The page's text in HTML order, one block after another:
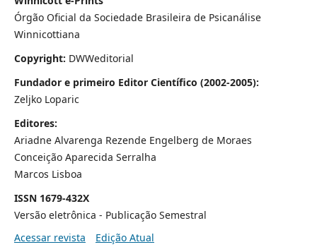
Órgão Oficial da Sociedade Brasileira de Psicanálise
Winnicottiana
Copyright: DWWeditorial
Fundador e primeiro Editor Científico (2002-2005):
Zeljko Loparic
Editores:
Ariadne Alvarenga Rezende Engelberg de Moraes
Conceição Aparecida Serralha
Marcos Lisboa
ISSN 1679-432X
Versão eletrônica - Publicação Semestral
Acessar revista
Edição Atual